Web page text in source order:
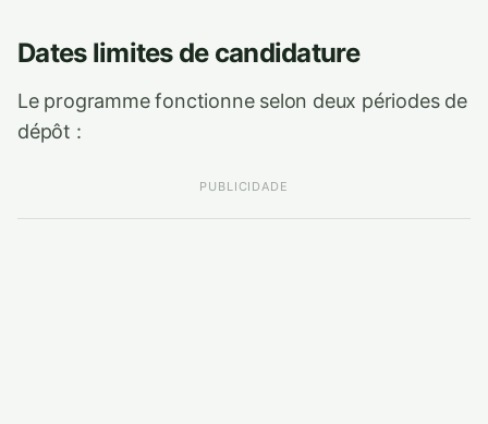
Dates limites de candidature
Le programme fonctionne selon deux périodes de
dépôt :
PUBLICIDADE